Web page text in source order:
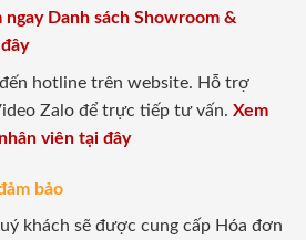
ngay Danh sách Showroom &
hotline trên website. Hỗ trợ
Zalo để trực tiếp tư vấn. Xem
viên tại đây
bảo
khách sẽ được cung cấp Hóa đơn